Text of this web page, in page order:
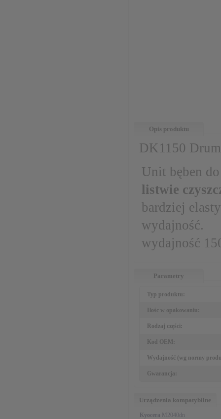
Opis produktu
DK1150
Unit bęben
listwie
bardziej
wydajność.
wydajność
Parametry
Typ produktu:
Ilośc w opakowaniu:
Rodzaj części:
Kod OEM:
Wydajność (wg normy
Gwarancja:
Urządzenia kompatybilne
Kyocera M2040dn